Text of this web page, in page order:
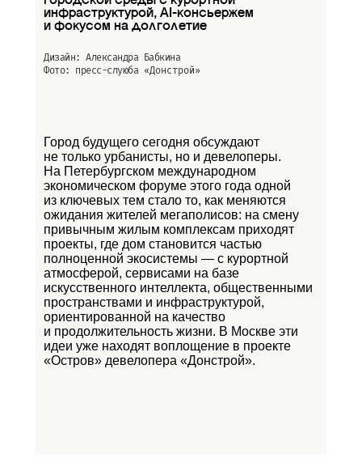
инфраструктурой, AI-консьержем
и фокусом на долголетие
Дизайн: Александра Бабкина
Фото: пресс-слуюба «Донстрой»
Город будущего сегодня обсуждают
не только урбанисты, но и девелоперы.
На Петербургском международном
экономическом форуме этого года одной
из ключевых тем стало то, как меняются
ожидания жителей мегаполисов: на смену
привычным жилым комплексам приходят
проекты, где дом становится частью
полноценной экосистемы — с курортной
атмосферой, сервисами на базе
искусственного интеллекта, общественными
пространствами и инфраструктурой,
ориентированной на качество
и продолжительность жизни. В Москве эти
идеи уже находят воплощение в проекте
«Остров» девелопера «Донстрой».